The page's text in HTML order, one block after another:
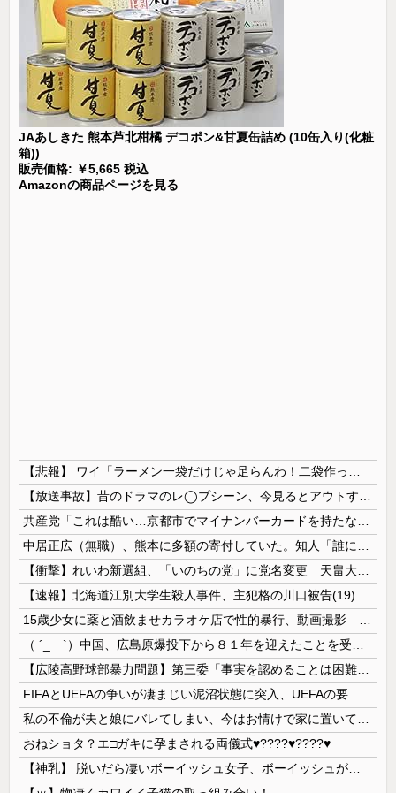
JAあしきた 熊本芦北柑橘 デコポン&甘夏缶詰め (10缶入り(化粧
箱))
販売価格: ￥5,665 税込
Amazonの商品ページを見る
おねショタ？エ□ガキに孕まされる両儀式♥️????♥️????♥️